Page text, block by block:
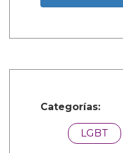
Categorías:
LGBT